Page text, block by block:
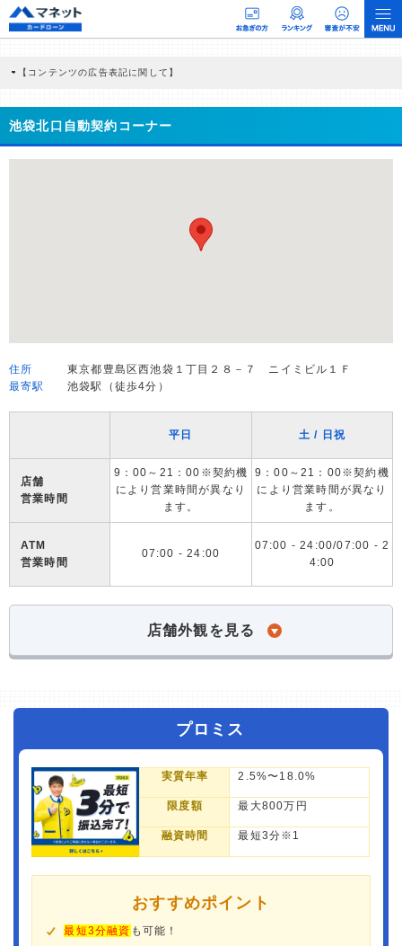
【コンテンツの広告表記に関して】
商品を根拠なくPRするものではなく、当編集部の調査／ユーザーへの口コミ収集な
どに基づき、公平性を担保した情報提供を行っています。
>提携企業一覧
池袋北口自動契約コーナー
住所
東京都豊島区西池袋１丁目２８－７ ニイミビル１Ｆ
最寄駅
池袋駅（徒歩4分）
平日 土 / 日祝
店舗
営業時間
9：00～21：00※契約機
により営業時間が異なり
ます。
9：00～21：00※契約機
により営業時間が異なり
ます。
ATM
営業時間
07:00 - 24:00
07:00 - 24:00/07:00 - 2
4:00
店舗外観を見る
プロミス
実質年率 2.5%〜18.0%
限度額 最大800万円
融資時間 最短3分※1
おすすめポイント
最短3分融資 も可能！